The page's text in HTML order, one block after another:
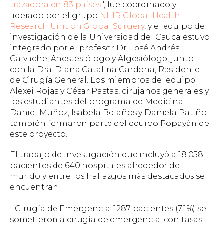
trazadora en 83 países", fue coordinado y
liderado por el grupo NIHR Global Health
Research Unit on Global Surgery, y el equipo de
investigación de la Universidad del Cauca estuvo
integrado por el profesor Dr. José Andrés
Calvache, Anestesiólogo y Algesiólogo, junto
con la Dra. Diana Catalina Cardona, Residente
de Cirugía General. Los miembros del equipo
Alexei Rojas y César Pastas, cirujanos generales y
los estudiantes del programa de Medicina
Daniel Muñoz, Isabela Bolaños y Daniela Patiño
también formaron parte del equipo Popayán de
este proyecto.
El trabajo de investigación que incluyó a 18.058
pacientes de 640 hospitales alrededor del
mundo y entre los hallazgos más destacados se
encuentran:
- Cirugía de Emergencia: 1287 pacientes (7.1%) se
sometieron a cirugía de emergencia, con tasas